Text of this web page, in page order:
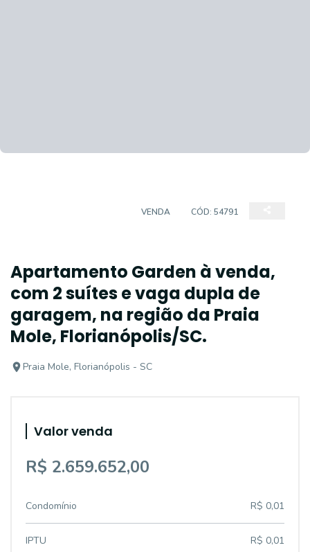
VENDA CÓD: 54791
Apartamento Garden à venda,
com 2 suítes e vaga dupla de
garagem, na região da Praia
Mole, Florianópolis/SC.
Praia Mole, Florianópolis - SC
Valor venda
R$ 2.659.652,00
Condomínio R$ 0,01
IPTU R$ 0,01